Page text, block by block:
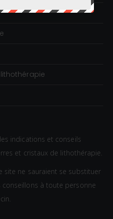
indications et conseils
et cristaux de lithothérapie.
site ne sauraient se substituer
à toute personne